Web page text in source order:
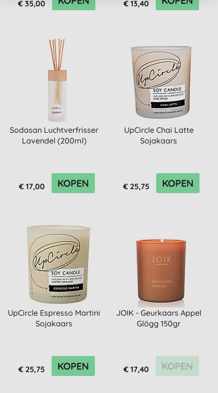
€ 35,00 € 13,40
Sodasan Luchtverfrisser
Lavendel (200ml)
€ 17,00 KOPEN
UpCircle Chai Latte
Sojakaars
€ 25,75 KOPEN
UpCircle Espresso Martini
Sojakaars
€ 25,75 KOPEN
JOIK - Geurkaars Appel
Glögg 150gr
€ 17,40 KOPEN